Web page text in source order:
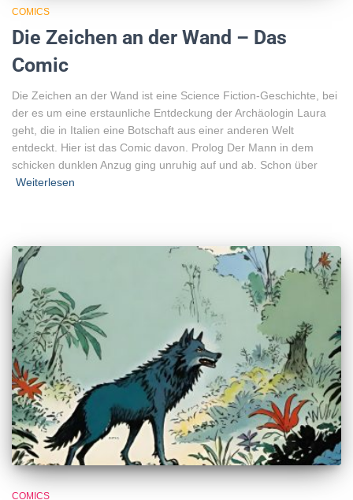
COMICS
Die Zeichen an der Wand – Das
Comic
Die Zeichen an der Wand ist eine Science Fiction-Geschichte, bei
der es um eine erstaunliche Entdeckung der Archäologin Laura
geht, die in Italien eine Botschaft aus einer anderen Welt
entdeckt. Hier ist das Comic davon. Prolog Der Mann in dem
schicken dunklen Anzug ging unruhig auf und ab. Schon über
Weiterlesen
COMICS